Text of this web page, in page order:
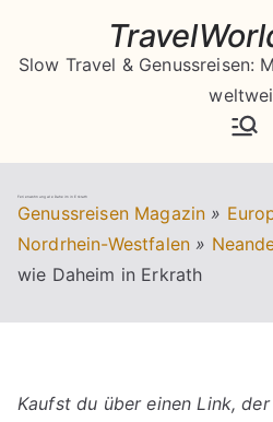
springen
Slow Travel & Genussreisen:
Ferienwohnung wie Daheim in Erkrath
Genussreisen Magazin »
Nordrhein-Westfalen »
wie Daheim in Erkrath
Kaufst du über einen Link,